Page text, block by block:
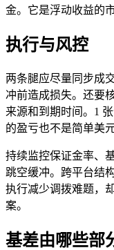
金。它是浮动收益的
执行与风控
两条腿应尽量同步成
冲前造成损失。还要
来源和到期时间。1
的盈亏也不是简单美
持续监控保证金率、
跳空缓冲。跨平台结
执行减少调拨难题，
案。
基差由哪些部